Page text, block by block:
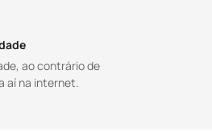
ao contrário de
aí na internet.